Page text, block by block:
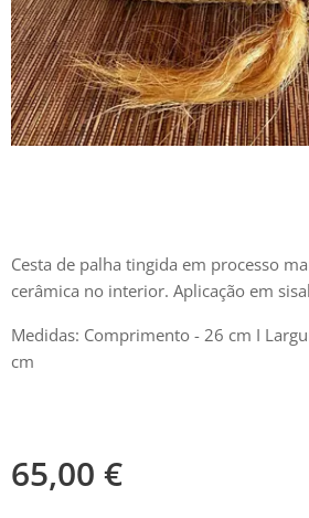
Cesta de palha tingida em processo
cerâmica no interior. Aplicação em
Medidas: Comprimento - 26 cm I
cm
65,00 €